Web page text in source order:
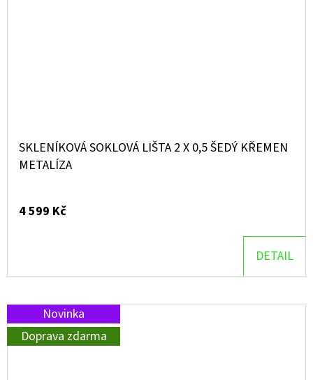
SKLENÍKOVÁ SOKLOVÁ LIŠTA 2 X 0,5 ŠEDÝ KŘEMEN
METALÍZA
4 599 Kč
DETAIL
Novinka
Doprava zdarma